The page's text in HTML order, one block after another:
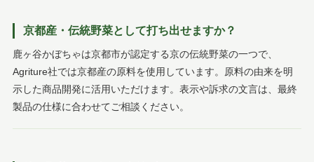
京都産・伝統野菜として打ち出せますか？
鹿ヶ谷かぼちゃは京都市が認定する京の伝統野菜の一つで、
Agriture社では京都産の原料を使用しています。原料の由来を明
示した商品開発に活用いただけます。表示や訴求の文言は、最終
製品の仕様に合わせてご相談ください。